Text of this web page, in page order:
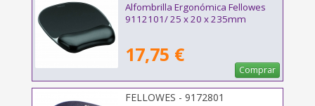
Alfombrilla Ergonómica Fellowes
9112101/ 25 x 20 x 235mm
17,75 €
Comprar
FELLOWES - 9172801